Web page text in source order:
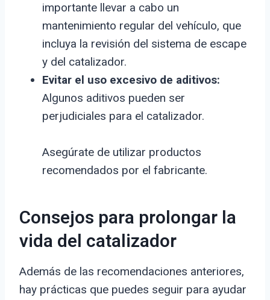
importante llevar a cabo un
mantenimiento regular del vehículo, que
incluya la revisión del sistema de escape
y del catalizador.
Evitar el uso excesivo de aditivos:
Algunos aditivos pueden ser
perjudiciales para el catalizador.
Asegúrate de utilizar productos
recomendados por el fabricante.
Consejos para prolongar la
vida del catalizador
Además de las recomendaciones anteriores,
hay prácticas que puedes seguir para ayudar